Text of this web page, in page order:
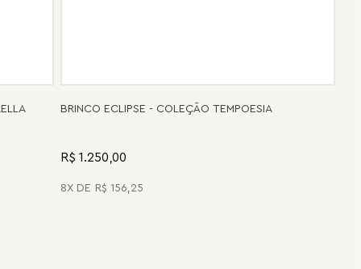
BRINCO ECLIPSE - COLEÇÃO TEMPOESIA
R$ 1.250,00
8 R$ 156,25